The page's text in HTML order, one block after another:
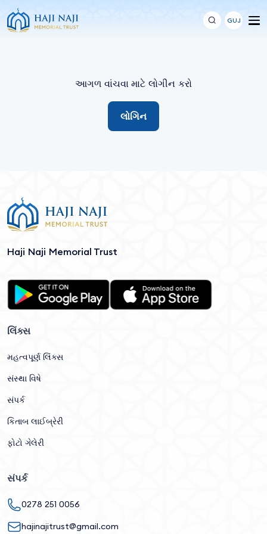
GUJ
આગળ વાંચવા માટે લોગીન કરો
લોગિન
Haji Naji Memorial Trust
લિંક્સ
મહત્વપૂર્ણ લિંક્સ
સંસ્થા વિષે
સંપર્ક
કિતાબ લાઈબ્રેરી
ફોટો ગેલેરી
સંપર્ક
0278 251 0056
hajinajitrust@gmail.com